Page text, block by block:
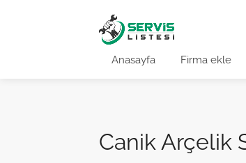
Anasayfa Firma ekle
Canik Arçelik